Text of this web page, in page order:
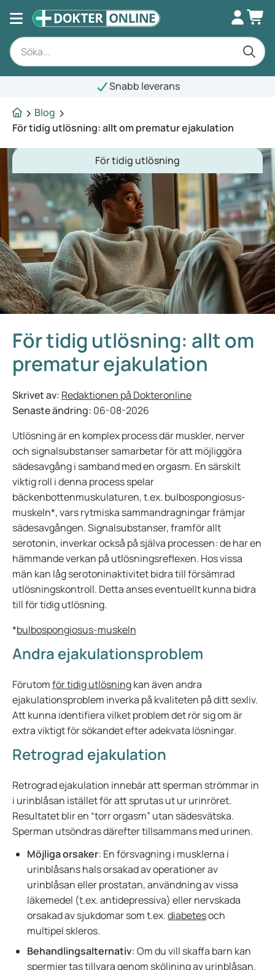
Snabb leverans
Blog
För tidig utlösning: allt om prematur ejakulation
För tidig utlösning
För tidig utlösning: allt om
prematur ejakulation
Skrivet av: Redaktionen på Dokteronline
Senaste ändring: 06-08-2026
Utlösning är en komplex process där muskler, nerver
och signalsubstanser samarbetar för att möjliggöra
sädesavgång i samband med en orgasm. En särskilt
viktig roll i denna process spelar
bäckenbottenmuskulaturen, t.ex. bulbospongiosus-
muskeln*, vars rytmiska sammandragningar främjar
sädesavgången. Signalsubstanser, framför allt
serotonin, inverkar också på själva processen: de har en
hämmande verkan på utlösningsreflexen. Hos vissa
män kan låg serotoninaktivitet bidra till försämrad
utlösningskontroll. Detta anses eventuellt kunna bidra
till för tidig utlösning.
*bulbospongiosus-muskeln
Andra ejakulationsproblem
Förutomför tidig utlösningkan även andra
ejakulationsproblem inverka på kvaliteten på ditt sexliv.
Att kunna identifiera vilket problem det rör sig om är
extra viktigt för sökandet efter adekvata lösningar.
Retrograd ejakulation
Retrograd ejakulation innebär att sperman strömmar in
i urinblåsan istället för att sprutas ut ur urinröret.
Resultatet blir en “torr orgasm” utan sädesvätska.
Sperman utsöndras därefter tillsammans med urinen.
Möjliga orsaker: En försvagning i musklerna i
urinblåsans hals orsakad av operationer av
urinblåsan eller prostatan, användning av vissa
läkemedel (t.ex. antidepressiva) eller nervskada
orsakad av sjukdomar som t.ex.diabetesoch
multipel skleros.
Behandlingsalternativ: Om du vill skaffa barn kan
spermier tas tillvara genom sköljning av urinblåsan.